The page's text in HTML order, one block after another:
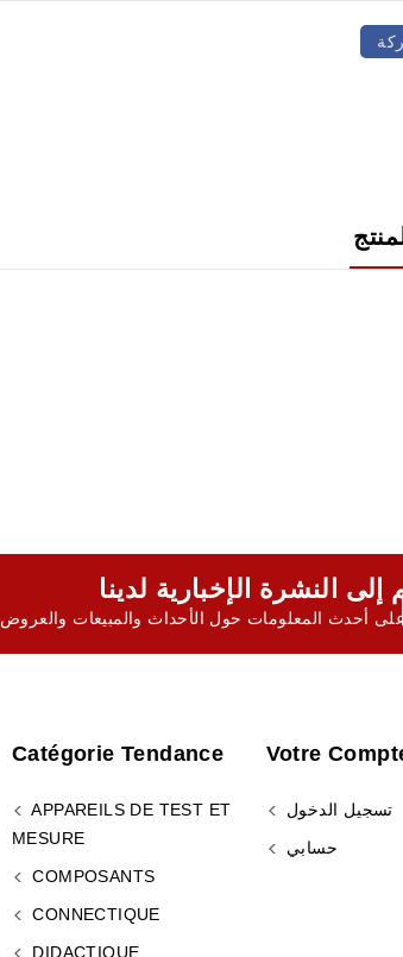
أحدث المعلومات حول الأحداث والمبيعات والعروض
Votre
تسجيل الدخول
حسابي
Catégorie Tendance
APPAREILS DE TEST ET
MESURE
COMPOSANTS
CONNECTIQUE
DIDACTIQUE